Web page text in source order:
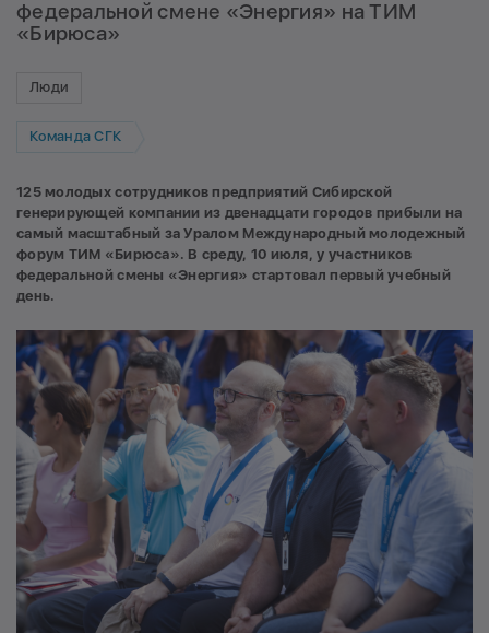
федеральной смене «Энергия» на ТИМ
«Бирюса»
Люди
Команда СГК
125 молодых сотрудников предприятий Сибирской
генерирующей компании из двенадцати городов прибыли на
самый масштабный за Уралом Международный молодежный
форум ТИМ «Бирюса». В среду, 10 июля, у участников
федеральной смены «Энергия» стартовал первый учебный
день.